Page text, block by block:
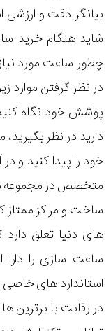
بیانگر دقت و
شاید هنگام خرید
چطور ساعت مورد
در نظر گرفتن موارد
پوشش خود نگاه
دارید در نظر
خود را پیدا کنید و
متخصص در مجموعه
ساخت و مراکز ممتاز
های دنیا تعلق
ساعت سازی را
استاندارد های خاصی
در رقابت با برترین